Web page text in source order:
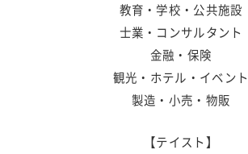
教育・学校・公共施設
士業・コンサルタント
金融・保険
観光・ホテル・イベント
製造・小売・物販
【テイスト】